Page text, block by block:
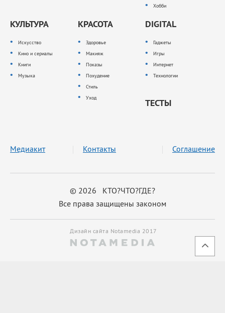
Хобби
КУЛЬТУРА
Искусство
Кино и сериалы
Книги
Музыка
КРАСОТА
Здоровье
Макияж
Показы
Похудение
Стиль
Уход
DIGITAL
Гаджеты
Игры
Интернет
Технологии
ТЕСТЫ
© 2026 КТО?ЧТО?ГДЕ?
Все права защищены законом
Медиакит Контакты Соглашение
Дизайн сайта Notamedia 2017